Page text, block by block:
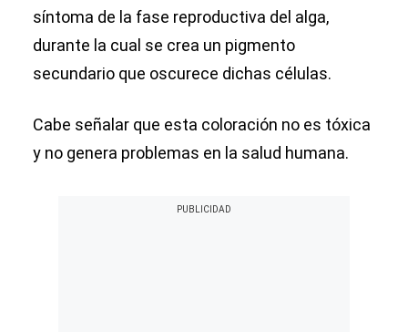
síntoma de la fase reproductiva del alga,
durante la cual se crea un pigmento
secundario que oscurece dichas células.
Cabe señalar que esta coloración no es tóxica
y no genera problemas en la salud humana.